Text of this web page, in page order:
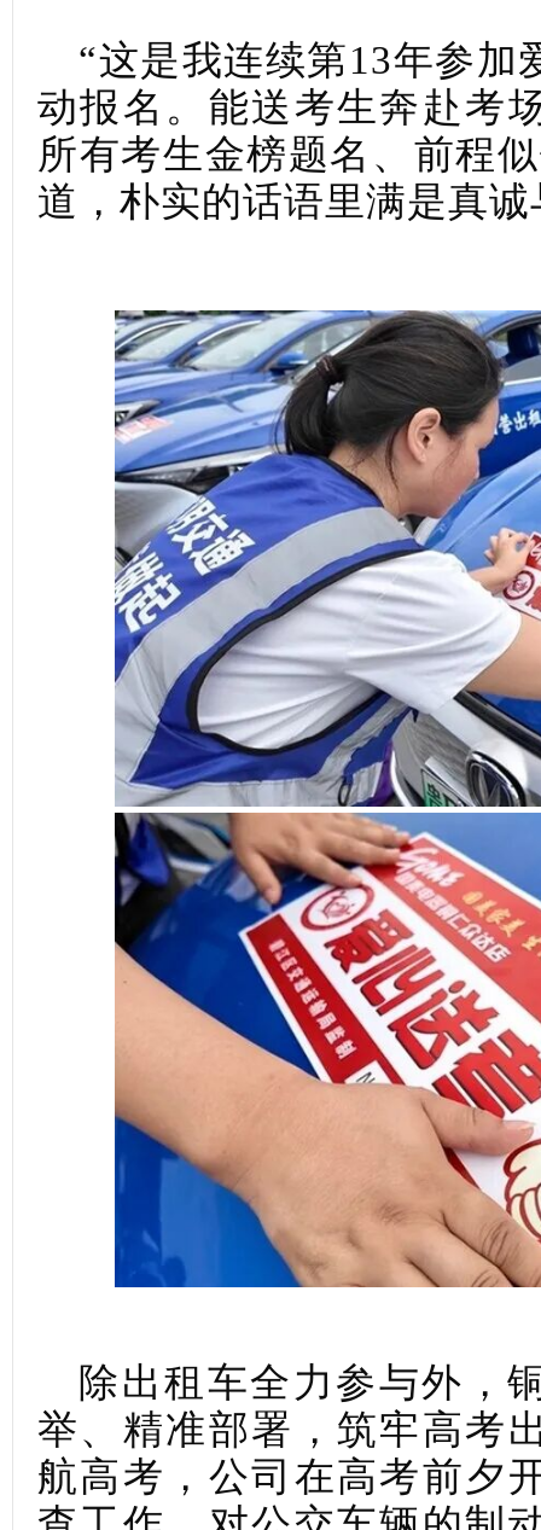
“这是我连续第13年参加
动报名。能送考生奔赴考
所有考生金榜题名、前程
道，朴实的话语里满是真
除出租车全力参与外，
举、精准部署，筑牢高考
航高考，公司在高考前夕